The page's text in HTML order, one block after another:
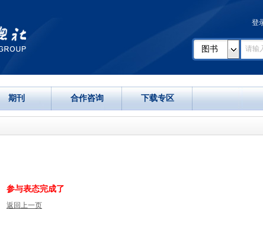
登
图书
期刊 合作咨询 下载专区
参与表态完成了
返回上一页